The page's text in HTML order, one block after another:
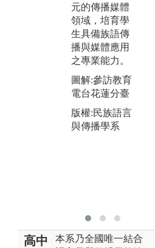
元的傳播媒體
領域，培育學
生具備族語傳
播與媒體應用
之專業能力。
圖解:參訪教育
電台花蓮分臺
版權:民族語言
與傳播學系
高中
本系乃全國唯一結合